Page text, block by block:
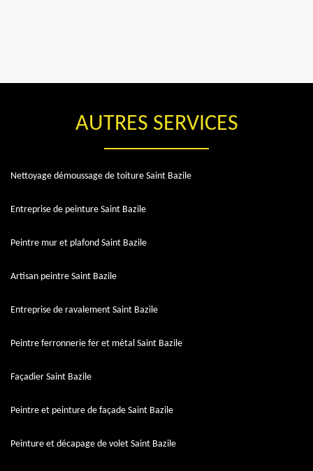
AUTRES SERVICES
Nettoyage démoussage de toiture Saint Bazile
Entreprise de peinture Saint Bazile
Peintre mur et plafond Saint Bazile
Artisan peintre Saint Bazile
Entreprise de ravalement Saint Bazile
Peintre ferronnerie fer et métal Saint Bazile
Façadier Saint Bazile
Peintre et peinture de façade Saint Bazile
Peinture et décapage de volet Saint Bazile